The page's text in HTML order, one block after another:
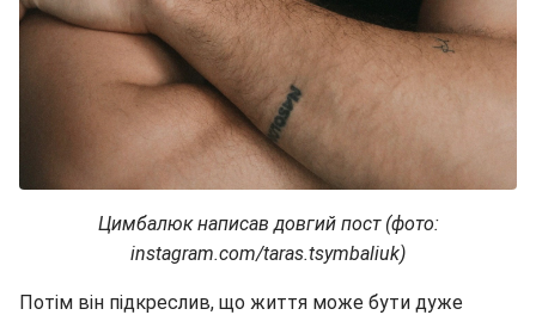
Цимбалюк написав довгий пост (фото:
instagram.com/taras.tsymbaliuk)
Потім він підкреслив, що життя може бути дуже